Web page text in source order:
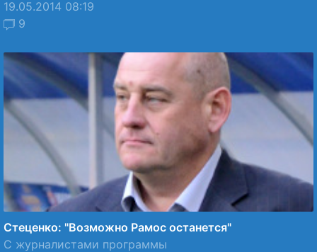
19.05.2014 08:19
9
Стеценко: "Возможно Рамос останется"
С журналистами программы